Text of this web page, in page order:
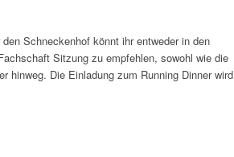
Schneckenhof könnt ihr entweder in den
Sitzung zu empfehlen, sowohl wie die
hinweg. Die Einladung zum Running Dinner wird